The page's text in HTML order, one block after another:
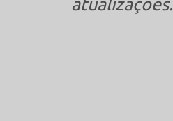
atualizações.